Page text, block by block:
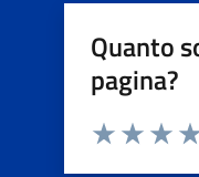
Quanto
pagina?